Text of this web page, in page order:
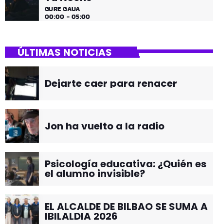
GURE GAUA
00:00 - 05:00
ÚLTIMAS NOTICIAS
Dejarte caer para renacer
Jon ha vuelto a la radio
Psicología educativa: ¿Quién es
el alumno invisible?
EL ALCALDE DE BILBAO SE SUMA A
IBILALDIA 2026